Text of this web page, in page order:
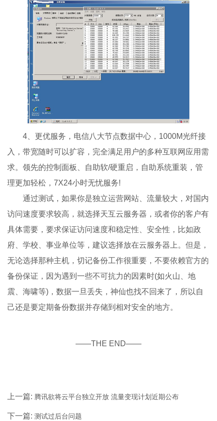
4、更优服务，电信八大节点数据中心，1000M光纤接
入，带宽随时可以扩容，完全满足用户的多种互联网应用需
求。领先的控制面板、自助软/硬重启，自助系统重装，管
理更加轻松，7X24小时无忧服务!
通过测试，如果你是独立运营网站、流量较大，对国内
访问速度要求较高，就选择天互云服务器，或者你的客户有
具体需要，要求保证访问速度和稳定性、安全性，比如政
府、学校、事业单位等，建议选择放在云服务器上。但是，
无论选择那种主机，切记备份工作很重要，不要依赖官方的
备份保证，因为遇到一些不可抗力的因素时(如火山、地
震、海啸等)，数据一旦丢失，神仙也找不回来了，所以自
己还是要定期备份数据并存储到相对安全的地方。
——THE END——
上一篇: 腾讯欲将云平台独立开放 流量变现计划近期公布
下一篇:测试过后台问题